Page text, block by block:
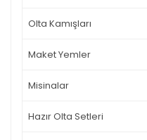
Olta Kamışları
Maket Yemler
Misinalar
Hazır Olta Setleri